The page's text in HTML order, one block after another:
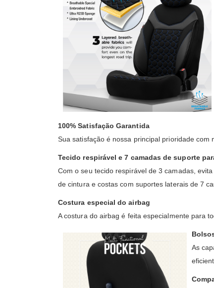
100% Satisfação Garantida
Sua satisfação é nossa principal prioridade
Tecido respirável e 7 camadas de suporte
Com o seu tecido respirável de 3 camadas,
de cintura e costas com suportes laterais de 7
Costura especial do airbag
A costura do airbag é feita especialmente para
As